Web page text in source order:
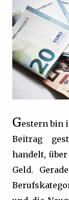
Gestern bin
Beitrag
handelt,
Geld.